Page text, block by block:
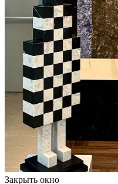
Закрыть окно